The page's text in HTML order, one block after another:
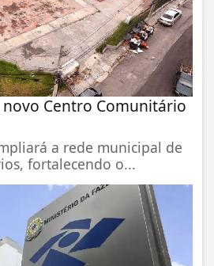
Centro Comunitário
a rede municipal de
fortalecendo o...